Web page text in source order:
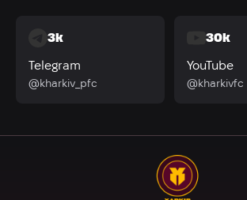
3k
Telegram
@kharkiv_pfc
30k
YouTube
@kharkivfc